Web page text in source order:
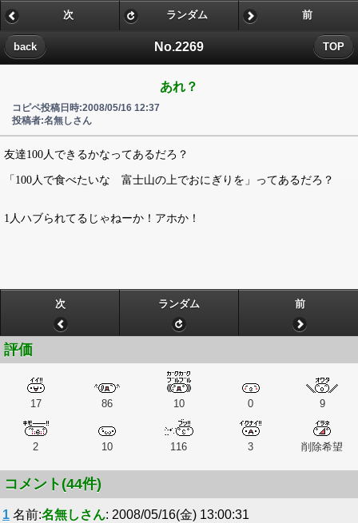
No.2269
back TOP
次 ランダム 前
あれ？
コピペ投稿日時:2008/05/16 12:37
投稿者:名無しさん
友達100人できるかなってあるだろ？
「100人で食べたいな 富士山の上でおにぎりを」ってあるだろ？
1人ハブられてるじゃねーか！アホか！
次 ランダム 前
評価
17 86 10 0 9
2 10 116 3 削除希望
コメント(44件)
1 名前:名無しさん: 2008/05/16(金) 13:00:31